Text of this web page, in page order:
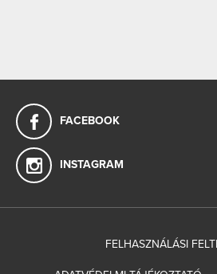
FACEBOOK
INSTAGRAM
FELHASZNÁLÁSI